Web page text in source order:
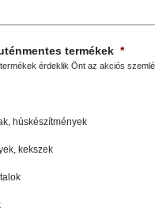
termékek *
termékek érdeklik Önt az akciós
húskészítmények
kekszek